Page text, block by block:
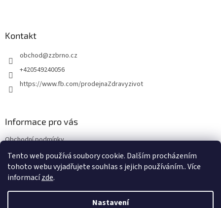
Tento web používá soubory cookie. Dalším procházením
tohoto webu vyjadřujete souhlas s jejich používáním.. Více
informacízde.
Nastavení
Kontakt
obchod@zzbrno.cz
+420549240056
https://www.fb.com/prodejnaZdravyzivot
Informace pro vás
Obchodní podmínky
Podmínky ochrany osobních údajů